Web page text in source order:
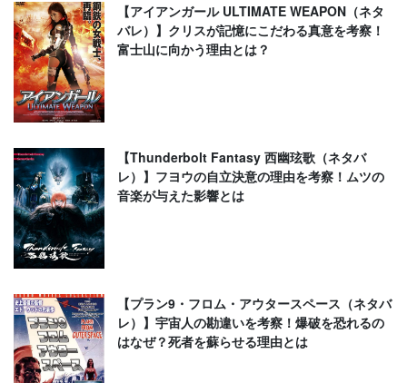
【アイアンガール ULTIMATE WEAPON（ネタ
バレ）】クリスが記憶にこだわる真意を考察！
富士山に向かう理由とは？
【Thunderbolt Fantasy 西幽玹歌（ネタバ
レ）】フヨウの自立決意の理由を考察！ムツの
音楽が与えた影響とは
【プラン9・フロム・アウタースペース（ネタバ
レ）】宇宙人の勘違いを考察！爆破を恐れるの
はなぜ？死者を蘇らせる理由とは